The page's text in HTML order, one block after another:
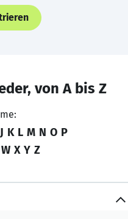
von A bis Z
J K L M N O P
W X Y Z